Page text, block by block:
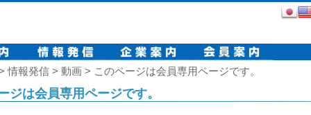
情報発信 > 動画 > このページは会員専用ページです。
ジは会員専用ページです。